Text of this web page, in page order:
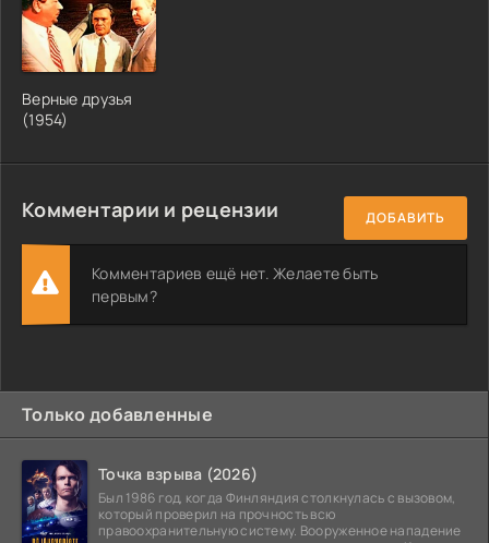
Верные друзья
(1954)
Комментарии и рецензии ДОБАВИТЬ
Комментариев ещё нет. Желаете быть
первым?
Только добавленные
Точка взрыва (2026)
Был 1986 год, когда Финляндия столкнулась с вызовом,
который проверил на прочность всю
правоохранительную систему. Вооруженное нападение